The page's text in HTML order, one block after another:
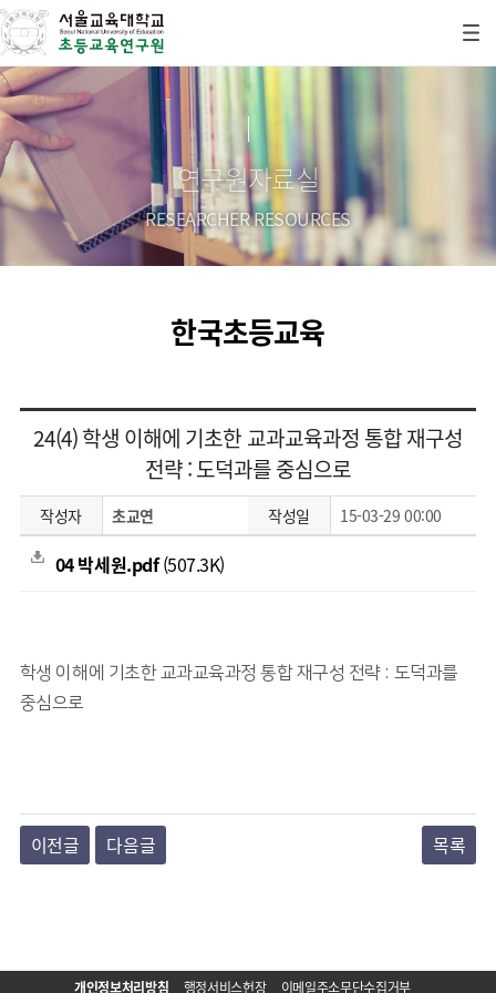
연구원자료실
RESEARCHER RESOURCES
한국초등교육
24(4) 학생 이해에 기초한 교과교육과정 통합 재구성
전략 : 도덕과를 중심으로
작성자 초교연 작성일 15-03-29 00:00
04 박세원.pdf(507.3K)
학생 이해에 기초한 교과교육과정 통합 재구성 전략 : 도덕과를
중심으로
이전글 다음글 목록
개인정보처리방침 행정서비스헌장 이메일주소무단수집거부